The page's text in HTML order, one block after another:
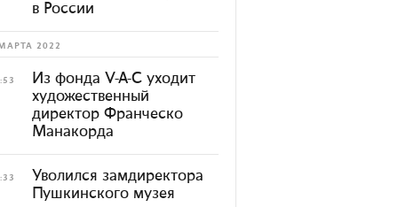
в России
2022
Из фонда V-A-C уходит
художественный
директор Франческо
Манакорда
Уволился замдиректора
Пушкинского музея